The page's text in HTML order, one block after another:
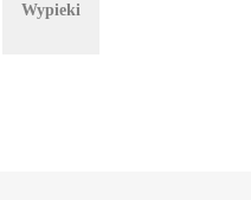
Wypieki